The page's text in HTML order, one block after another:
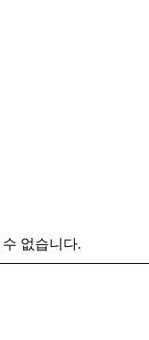
없습니다.